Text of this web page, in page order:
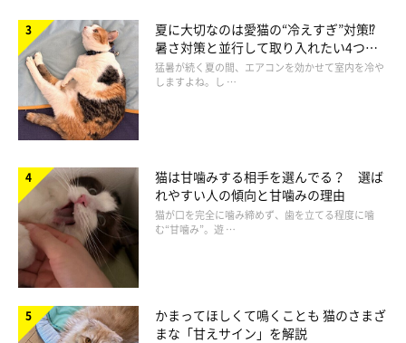
くっつき方が穏やかで、のどを鳴らしているような様子があれ
ば、リラックスしているサインとも受け取れるでしょう。
呼吸が荒い、ぐったりしているなどの様子があれば、早めに動物
病院へ相談することが安心につながります。
夏に大切なのは愛猫の“冷えすぎ”対策⁉
暑さ対策と並行して取り入れたい4つの
工夫
猛暑が続く夏の間、エアコンを効かせて室内を冷や
しますよね。し …
猫は甘噛みする相手を選んでる？ 選ば
れやすい人の傾向と甘噛みの理由
猫が口を完全に噛み締めず、歯を立てる程度に噛
む“甘噛み”。遊 …
かまってほしくて鳴くことも 猫のさまざ
まな「甘えサイン」を解説